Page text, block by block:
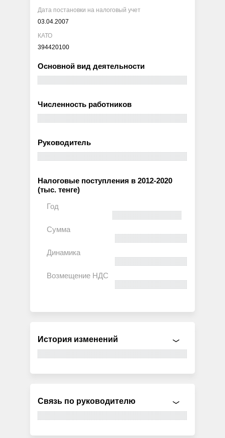
Дата постановки на налоговый учет
03.04.2007
КАТО
394420100
Основной вид деятельности
Численность работников
Руководитель
Налоговые поступления в 2012-2020
(тыс. тенге)
История изменений
Связь по руководителю